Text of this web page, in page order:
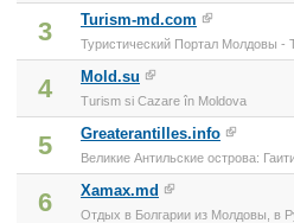
3 Turism-md.com
Туристический Портал Молдовы -
4 Mold.su
Turism si Cazare în Moldova
5 Greaterantilles.info
Великие Антильские острова:
6 Xamax.md
Отдых в Болгарии из Молдовы, в